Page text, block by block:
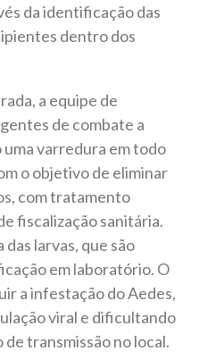
da identificação das
dentro dos
a equipe de
de combate a
varredura em todo
o objetivo de eliminar
com tratamento
fiscalização sanitária.
larvas, que são
em laboratório. O
a infestação do Aedes,
viral e dificultando
transmissão no local.